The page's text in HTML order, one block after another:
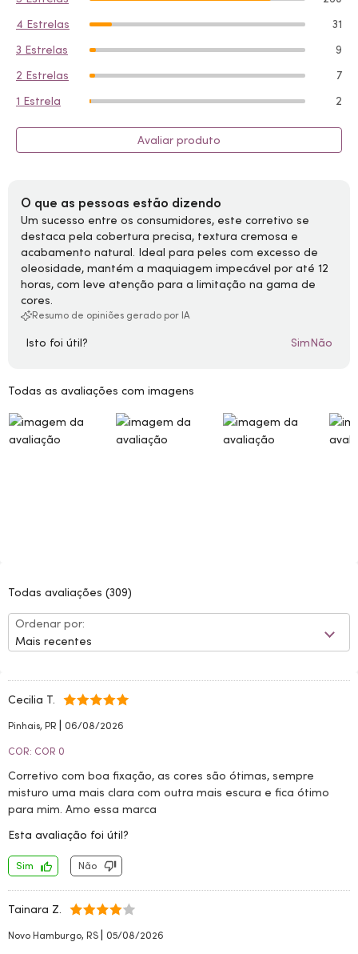
4 Estrelas
31
3 Estrelas
9
2 Estrelas
7
1 Estrela
2
Avaliar produto
O que as pessoas estão dizendo
Um sucesso entre os consumidores, este corretivo se
destaca pela cobertura precisa, textura cremosa e
acabamento natural. Ideal para peles com excesso de
oleosidade, mantém a maquiagem impecável por até 12
horas, com leve atenção para a limitação na gama de
cores.
Resumo de opiniões gerado por IA
Isto foi útil? SimNão
Todas as avaliações com imagens
Todas avaliações (309)
Ordenar por:
Mais recentes
Cecilia T.
Pinhais, PR | 06/08/2026
COR: COR 0
Corretivo com boa fixação, as cores são ótimas, sempre
misturo uma mais clara com outra mais escura e fica ótimo
para mim. Amo essa marca
Esta avaliação foi útil?
Sim Não
Tainara Z.
Novo Hamburgo, RS | 05/08/2026